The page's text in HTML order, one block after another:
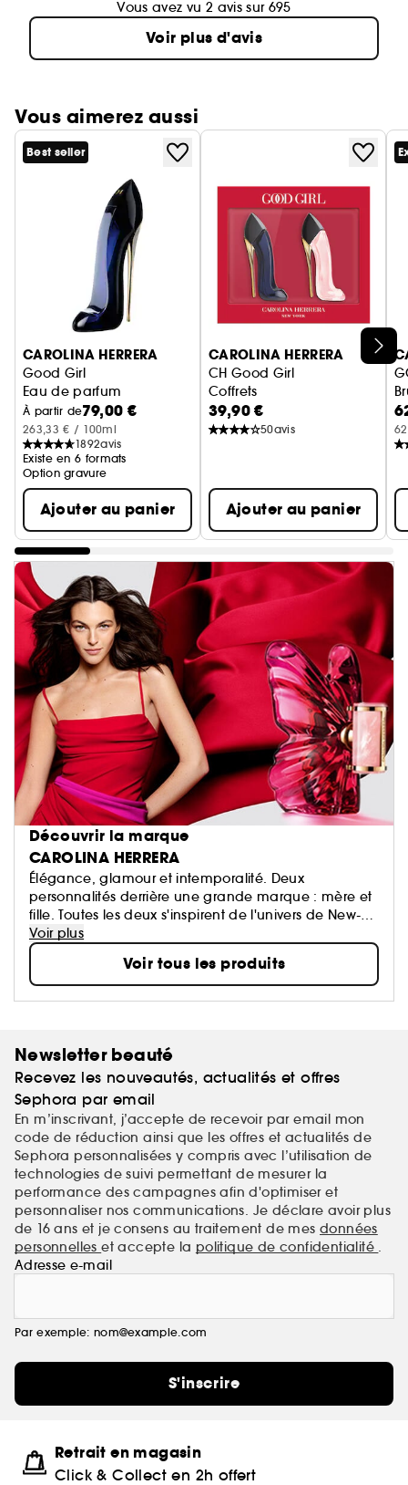
Vous avez vu 2 avis sur 695
Voir plus d'avis
Vous aimerez aussi
Ignorer le carrousel produits
Best seller
CAROLINA HERRERA
Good Girl
Eau de parfum
À partir de79,00 €
263,33 € / 100ml
1892avis
Existe en 6 formats
Option gravure
Ajouter au panier
CAROLINA HERRERA
CH Good Girl
Coffrets
39,90 €
50avis
Ajouter au panier
Découvrir la marque
CAROLINA HERRERA
Élégance, glamour et intemporalité. Deux
personnalités derrière une grande marque : mère et
fille. Toutes les deux s'inspirent de l'univers de New-
York, cosmopolite, urbain, et séducteur. Les créations
de mode et de parfum de Carolina Herrera sont de
vrais classiques modernes et intemporels. Son style,
élégant et sensuel, mêle un raffinement très couture
à une touche d'inspiration sud-américaine
Voir plus
Voir tous les produits
Newsletter beauté
Recevez les nouveautés, actualités et offres
Sephora par email
En m’inscrivant, j’accepte de recevoir par email mon
code de réduction ainsi que les offres et actualités de
Sephora personnalisées y compris avec l’utilisation de
technologies de suivi permettant de mesurer la
performance des campagnes afin d'optimiser et
personnaliser nos communications. Je déclare avoir plus
de 16 ans et je consens au traitement de mes données
personnelleset accepte la politique de confidentialité
Adresse e-mail
Par exemple: nom@example.com
S'inscrire
Retrait en magasin
Click & Collect en 2h offert